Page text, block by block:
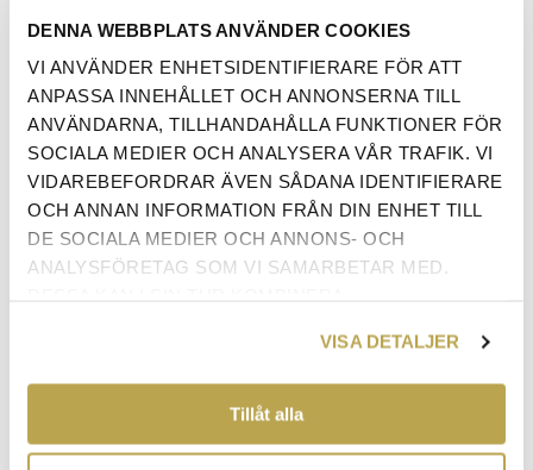
DENNA WEBBPLATS ANVÄNDER COOKIES
VI ANVÄNDER ENHETSIDENTIFIERARE FÖR ATT
ANPASSA INNEHÅLLET OCH ANNONSERNA TILL
ANVÄNDARNA, TILLHANDAHÅLLA FUNKTIONER FÖR
SOCIALA MEDIER OCH ANALYSERA VÅR TRAFIK. VI
VIDAREBEFORDRAR ÄVEN SÅDANA IDENTIFIERARE
OCH ANNAN INFORMATION FRÅN DIN ENHET TILL
DE SOCIALA MEDIER OCH ANNONS- OCH
ANALYSFÖRETAG SOM VI SAMARBETAR MED.
DU HAR TILLHANDAHÅLLIT ELLER SOM DE HAR
SAMLAT IN NÄR DU HAR ANVÄNT DERAS
VISA DETALJER
Tillåt alla